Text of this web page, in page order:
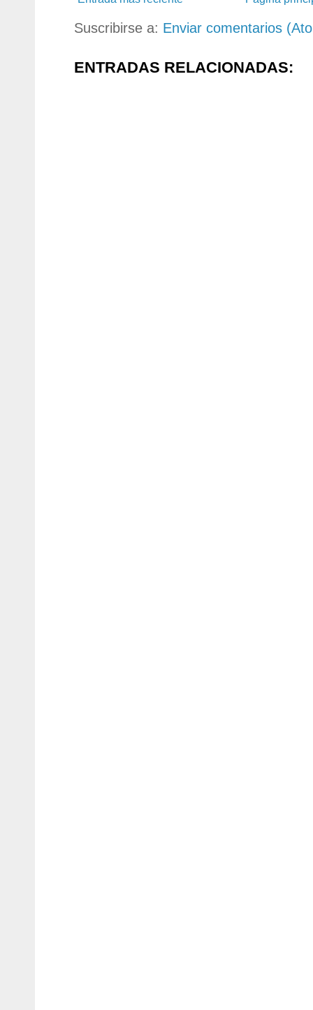
Suscribirse a: Enviar comentarios
ENTRADAS RELACIONADAS: